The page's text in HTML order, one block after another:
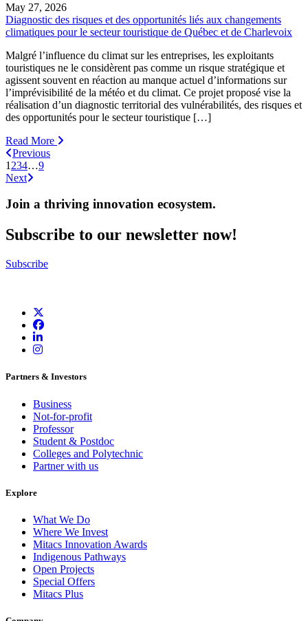
May 27, 2026
Diagnostic des risques et des opportunités liés aux changements
climatiques pour le secteur touristique de Québec et de Charlevoix
Malgré l’influence du climat sur les entreprises, les exploitants
touristiques ne le considèrent pas comme un risque stratégique et
agissent souvent en réaction au manque actuel d’informations sur
l’imprévisibilité de la météo et du climat. Ce projet proposé vise la
réalisation d’un diagnostic territorial des vulnérabilités, des risques et
des opportunités pour le secteur touristique […]
Read More
Previous
1 234…9
Next
Join a thriving innovation ecosystem.
Subscribe to our newsletter now!
Subscribe
Partners & Investors
Business
Not-for-profit
Professor
Student & Postdoc
Colleges and Polytechnic
Partner with us
Explore
What We Do
Where We Invest
Mitacs Innovation Awards
Indigenous Pathways
Open Projects
Special Offers
Mitacs Plus